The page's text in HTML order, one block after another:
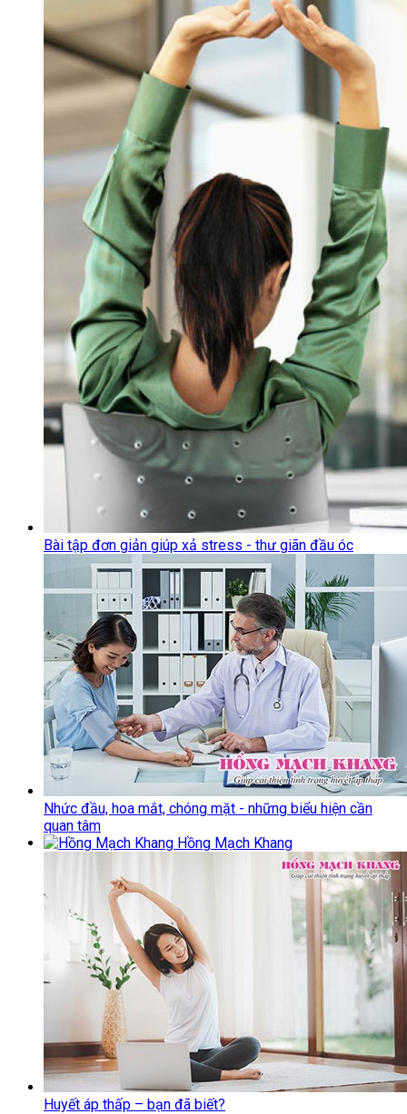
Bài tập đơn giản giúp xả stress - thư giãn đầu óc
Nhức đầu, hoa mắt, chóng mặt - những biểu hiện cần
quan tâm
Hồng Mạch Khang
Huyết áp thấp – bạn đã biết?